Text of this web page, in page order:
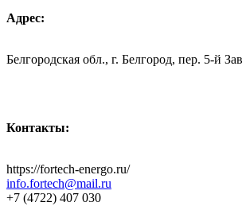
Адрес:
Белгородская обл., г. Белгород, пер. 5-й
Контакты:
https://fortech-energo.ru/
info.fortech@mail.ru
+7 (4722) 407 030